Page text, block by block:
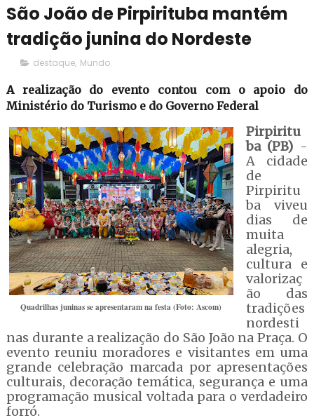
São João de Pirpirituba mantém
tradição junina do Nordeste
destaque, Mundo
A realização do evento contou com o apoio do
Ministério do Turismo e do Governo Federal
Quadrilhas juninas se apresentaram na festa (Foto: Ascom)
Pirpiritu
ba (PB) -
A cidade
de
Pirpiritu
ba viveu
dias de
muita
alegria,
cultura e
valorizaç
ão das
tradições
nordesti
nas durante a realização do São João na Praça. O
evento reuniu moradores e visitantes em uma
grande celebração marcada por apresentações
culturais, decoração temática, segurança e uma
programação musical voltada para o verdadeiro
forró.